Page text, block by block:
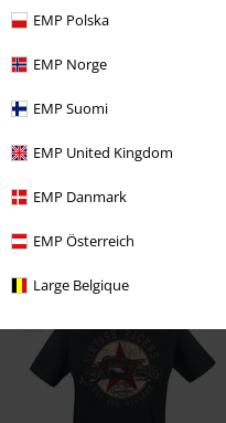
EMP Polska
EMP Norge
EMP Suomi
EMP United Kingdom
EMP Danmark
EMP Österreich
Large Belgique
Pulse Pink Floyd T-shirt